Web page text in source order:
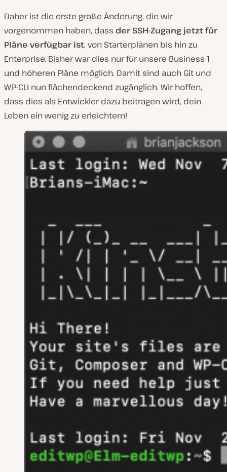
Daher ist die erste große Änderung, die wir
vorgenommen haben, dass der SSH-Zugang jetzt für
Pläne verfügbar ist, von Starterplänen bis hin zu
Enterprise. Bisher war dies nur für unsere Business 1
und höheren Pläne möglich. Damit sind auch Git und
WP-CLI nun flächendeckend zugänglich. Wir hoffen,
dass dies als Entwickler dazu beitragen wird, dein
Leben ein wenig zu erleichtern!